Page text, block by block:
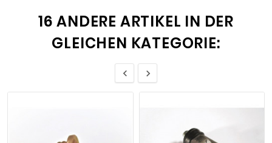
16 ANDERE ARTIKEL IN DER
GLEICHEN KATEGORIE:
 